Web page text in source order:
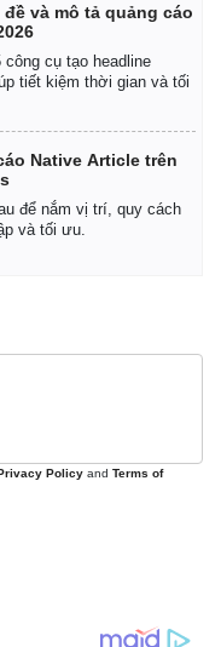
và mô tả quảng cáo
cụ tạo headline
tiết kiệm thời gian và tối
Native Article trên
để nắm vị trí, quy cách
và tối ưu.
Policy and Terms of